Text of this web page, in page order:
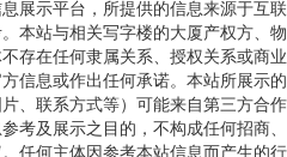
展示平台，所提供的信息来源于互联
本站与相关写字楼的大厦产权方、物
存在任何隶属关系、授权关系或商业
信息或作出任何承诺。本站所展示的
、联系方式等）可能来自第三方合作
考及展示之目的，不构成任何招商、
任何主体因参考本站信息而产生的行